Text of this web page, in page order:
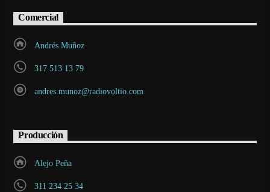
Comercial
Andrés Muñoz
317 513 13 79
andres.munoz@radiovoltio.com
Producción
Alejo Peña
311 234 25 34